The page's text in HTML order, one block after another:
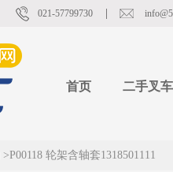
021-57799730
首页 二手叉车
>P00118 轮架含轴套1318501111